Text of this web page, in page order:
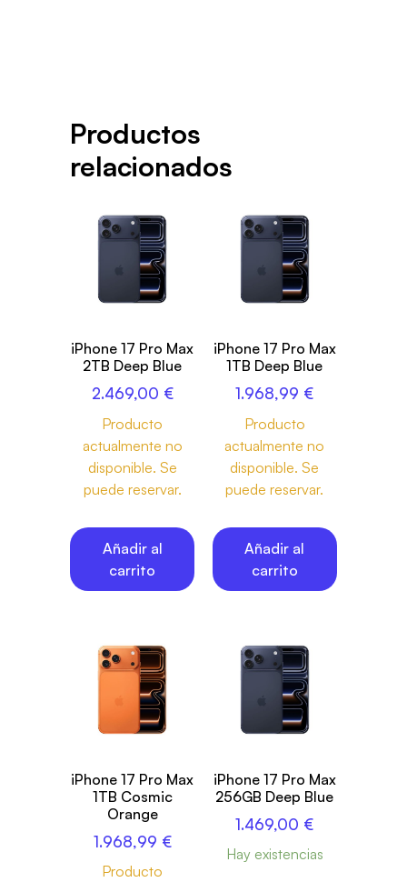
Productos
relacionados
iPhone 17 Pro Max
2TB Deep Blue
2.469,00 €
Producto
actualmente no
disponible. Se
puede reservar.
Añadir al
carrito
iPhone 17 Pro Max
1TB Deep Blue
1.968,99 €
Producto
actualmente no
disponible. Se
puede reservar.
Añadir al
carrito
iPhone 17 Pro Max
1TB Cosmic
Orange
1.968,99 €
Producto
iPhone 17 Pro Max
256GB Deep Blue
1.469,00 €
Hay existencias